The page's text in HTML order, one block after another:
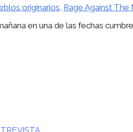
originarios, Rage Against The
en una de las fechas